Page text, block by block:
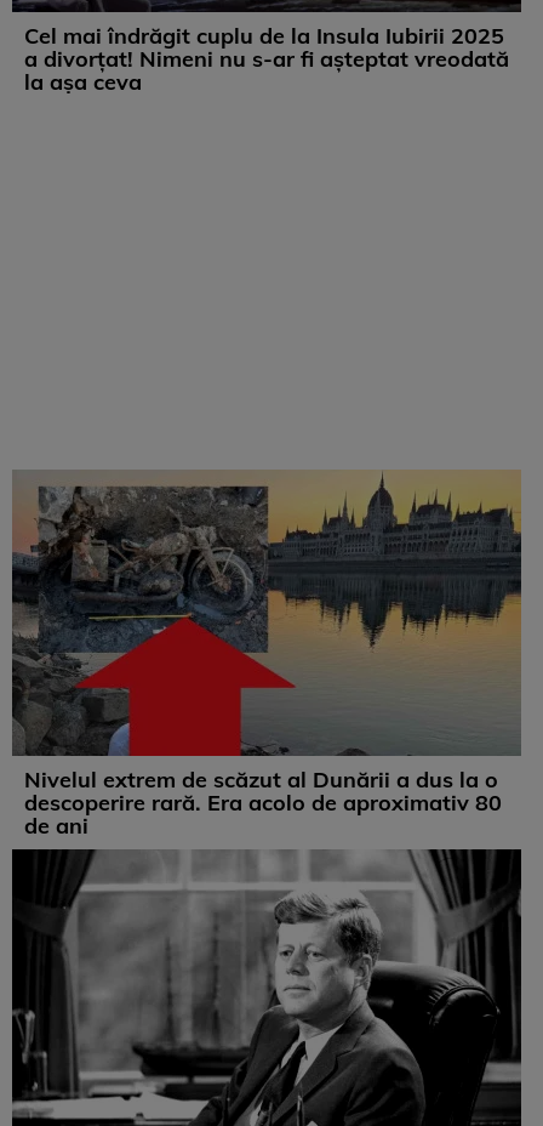
Cel mai îndrăgit cuplu de la Insula Iubirii 2025
a divorțat! Nimeni nu s-ar fi așteptat vreodată
la așa ceva
Nivelul extrem de scăzut al Dunării a dus la o
descoperire rară. Era acolo de aproximativ 80
de ani